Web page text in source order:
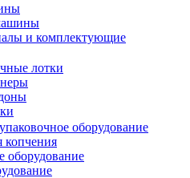
и комплектующие
лотки
оборудование
копчения
оборудование